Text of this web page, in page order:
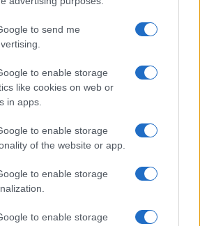
to send me
to enable storage
like cookies on web or
in apps.
to enable storage
of the website or app.
to enable storage
to enable storage
kozmuvelodesi_dijatado_belo-16
Minőség Díj
a
Flesch Károly
Könyvtári, Kulturális és
Közhasznú Nonprofit
intézmény kaphatja meg, amely
közművelődési intézmény